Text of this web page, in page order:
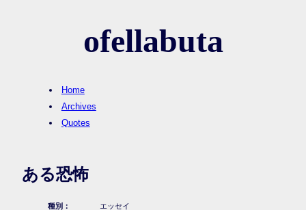
ofellabuta
Home
Archives
Quotes
ある恐怖
種別： エッセイ